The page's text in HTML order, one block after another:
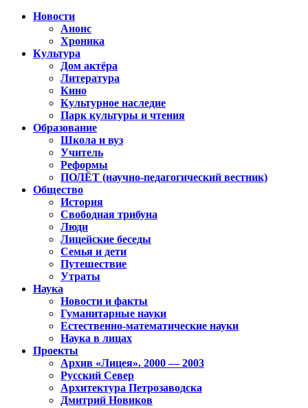
Новости
Анонс
Хроника
Культура
Дом актёра
Литература
Кино
Культурное наследие
Парк культуры и чтения
Образование
Школа и вуз
Учитель
Реформы
ПОЛЁТ (научно-педагогический вестник)
Общество
История
Свободная трибуна
Люди
Лицейские беседы
Семья и дети
Путешествие
Утраты
Наука
Новости и факты
Гуманитарные науки
Естественно-математические науки
Наука в лицах
Проекты
Архив «Лицея». 2000 — 2003
Русский Север
Архитектура Петрозаводска
Дмитрий Новиков